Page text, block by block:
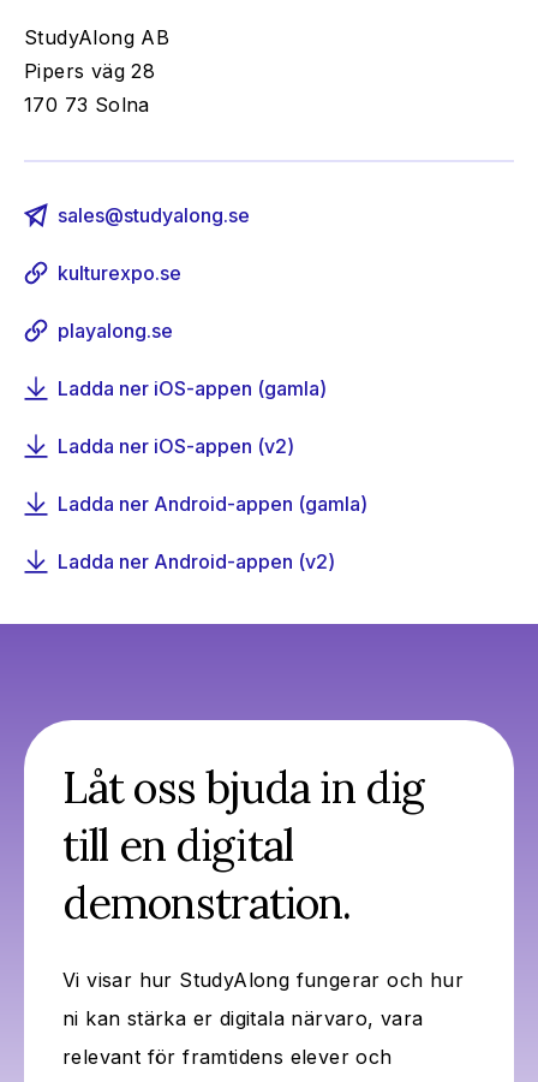
StudyAlong AB
Pipers väg 28
170 73 Solna
sales@studyalong.se
kulturexpo.se
playalong.se
Ladda ner iOS-appen (gamla)
Ladda ner iOS-appen (v2)
Ladda ner Android-appen (gamla)
Ladda ner Android-appen (v2)
Låt oss bjuda in dig
till en digital
demonstration.
Vi visar hur StudyAlong fungerar och hur
ni kan stärka er digitala närvaro, vara
relevant för framtidens elever och